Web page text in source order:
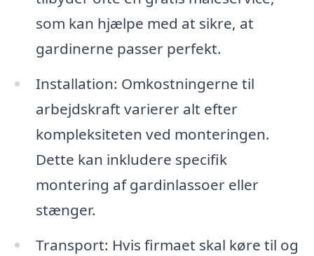
som kan hjælpe med at sikre, at
gardinerne passer perfekt.
Installation: Omkostningerne til
arbejdskraft varierer alt efter
kompleksiteten ved monteringen.
Dette kan inkludere specifik
montering af gardinlassoer eller
stænger.
Transport: Hvis firmaet skal køre til og